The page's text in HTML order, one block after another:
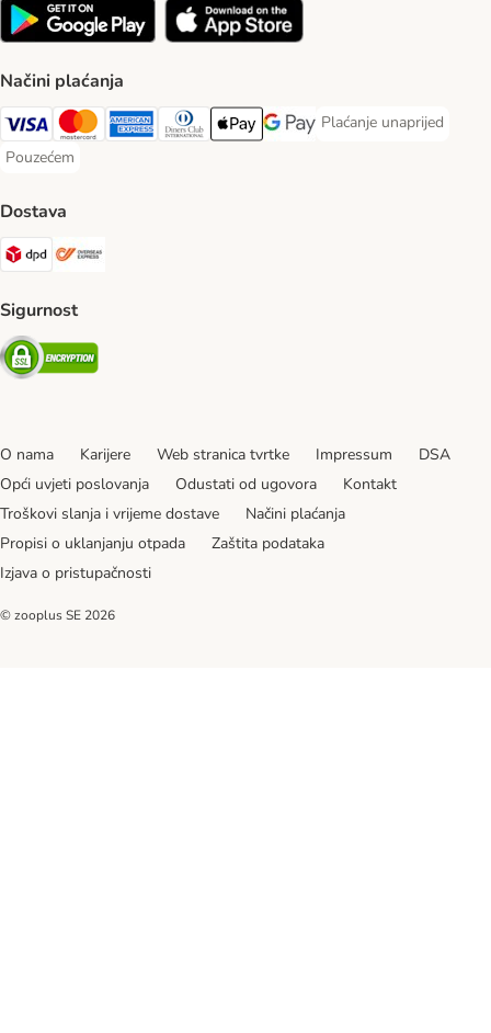
Načini plaćanja
Visa Payment Method
MasterCard Payment Method
American Express Payment Method
Diners Club Payment Method
Payment MethodGoogle pay Payment Method
Plaćanje unaprijed
Plaćanje unaprijed
Pouzećem
Pouzećem Payment Method
Dostava
DPD Shipping Method
Sigurnost
Security
O nama Karijere Web stranica tvrtke Impressum
DSA
Opći uvjeti poslovanja
Odustati od ugovora
Kontakt
Troškovi slanja i vrijeme dostave
Načini plaćanja
Propisi o uklanjanju otpada
Zaštita podataka
Izjava o pristupačnosti
© zooplus SE 2026